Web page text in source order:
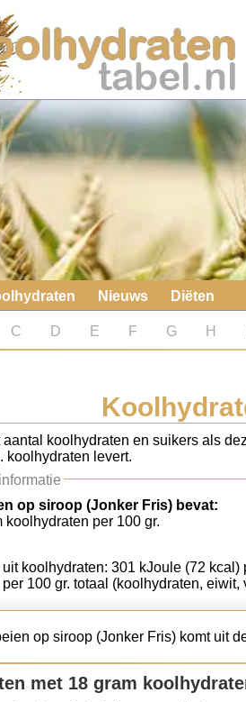
Nieuws Diëten
C D E F G H
aantal koolhydraten en suikers als
koolhydraten levert.
op siroop (Jonker Fris) bevat:
koolhydraten per 100 gr.
koolhydraten: 301 kJoule (72 kcal)
100 gr. totaal (koolhydraten,
op siroop (Jonker Fris) komt uit
met 18 gram